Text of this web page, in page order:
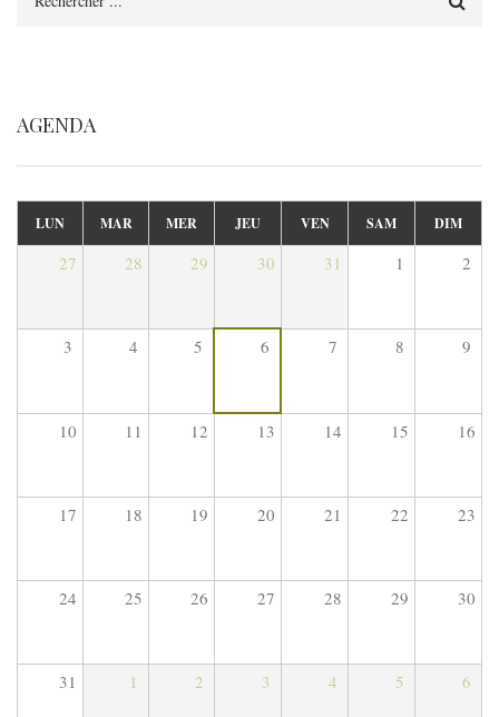
AGENDA
LUN MAR MER JEU VEN SAM DIM
27 28 29 30 31 1 2
3 4 5 6 7 8 9
10 11 12 13 14 15 16
17 18 19 20 21 22 23
24 25 26 27 28 29 30
31 1 2 3 4 5 6